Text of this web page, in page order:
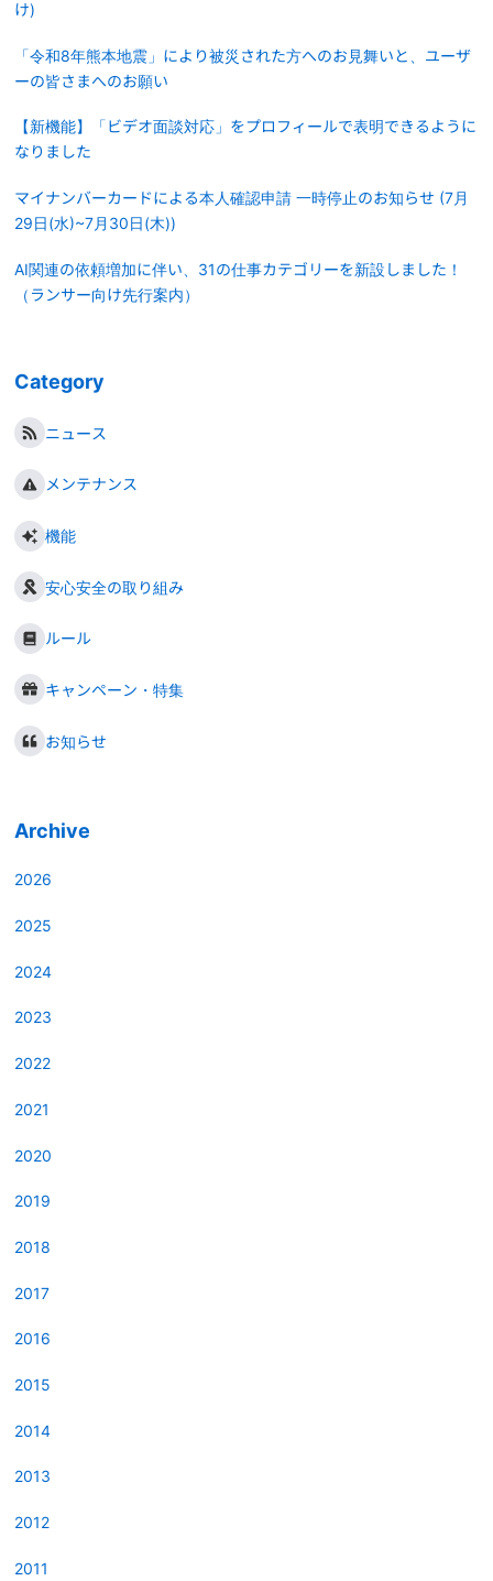
け)
「令和8年熊本地震」により被災された方へのお見舞いと、ユーザ
ーの皆さまへのお願い
【新機能】「ビデオ面談対応」をプロフィールで表明できるように
なりました
マイナンバーカードによる本人確認申請 一時停止のお知らせ (7月
29日(水)~7月30日(木))
AI関連の依頼増加に伴い、31の仕事カテゴリーを新設しました！
（ランサー向け先行案内）
Category
ニュース
メンテナンス
機能
安心安全の取り組み
ルール
キャンペーン・特集
お知らせ
Archive
2026
2025
2024
2023
2022
2021
2020
2019
2018
2017
2016
2015
2014
2013
2012
2011